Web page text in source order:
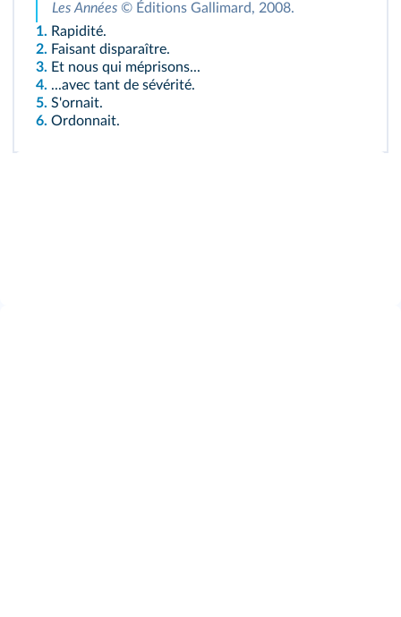
Les Années © Éditions Gallimard, 2008.
1. Rapidité.
2. Faisant disparaître.
3. Et nous qui méprisons...
4. ...avec tant de sévérité.
5. S'ornait.
6. Ordonnait.